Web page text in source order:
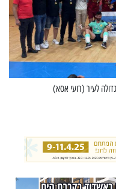
לעיר (רועי אסא)